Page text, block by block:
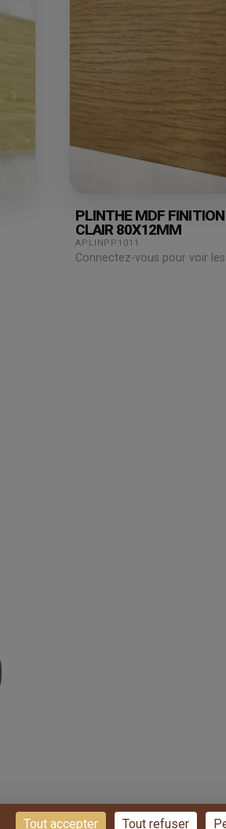
Tout accepter Tout refuser
PLINTHE MDF
CLAIR 80X12MM
APLINPP1011
Connectez-vous pour voir les